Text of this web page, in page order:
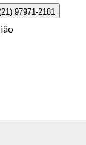
97971-2181